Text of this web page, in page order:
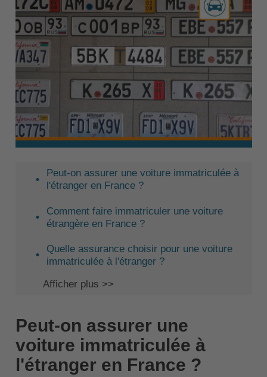
Peut-on assurer une voiture immatriculée à
l'étranger en France ?
Comment faire immatriculer une voiture
étrangère en France ?
Quelle assurance choisir pour une voiture
immatriculée à l'étranger ?
Afficher plus >>
Peut-on assurer une
voiture immatriculée à
l'étranger en France ?